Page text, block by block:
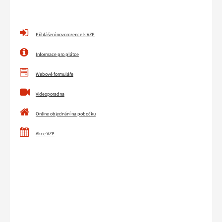
RychléPřihlášení novorozence k VZP
Informace pro plátce
Webové formuláře
Videoporadna
Online objednání na pobočku
Akce VZP